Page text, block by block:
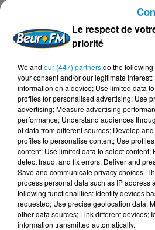
Les Zinformés, le rendez-vous
DERNIERS PODCASTS
24 juillet 2026
Les Zinformés
Le respect de
priorité
We and our (447) partnersdo the
your consent and/or our legitimate
information on a device; Use limited data
profiles for personalised advertising; Use
advertising; Measure advertising
performance; Understand audiences
of data from different sources; Develop
profiles to personalise content; Use
content; Use limited data to select content;
detect fraud, and fix errors; Deliver and
Save and communicate privacy choices.
process personal data such as IP address
following functionalities: Identify devices
requested; Use precise geolocation data;
other data sources; Link different devices;
information transmitted automatically.